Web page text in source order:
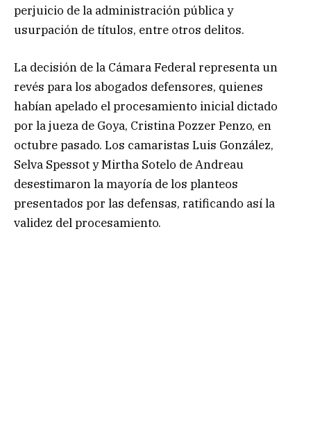
perjuicio de la administración pública y
usurpación de títulos, entre otros delitos.
La decisión de la Cámara Federal representa un
revés para los abogados defensores, quienes
habían apelado el procesamiento inicial dictado
por la jueza de Goya, Cristina Pozzer Penzo, en
octubre pasado. Los camaristas Luis González,
Selva Spessot y Mirtha Sotelo de Andreau
desestimaron la mayoría de los planteos
presentados por las defensas, ratificando así la
validez del procesamiento.